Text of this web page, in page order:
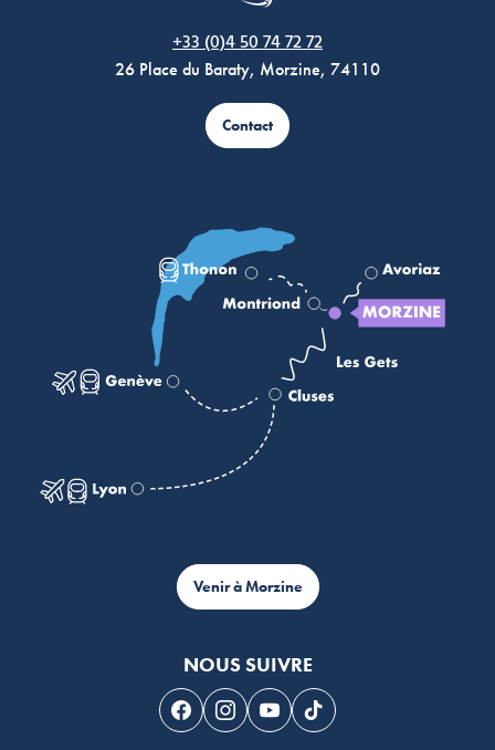
+33 (0)4 50 74 72 72
26 Place du Baraty, Morzine, 74110
Contact
Venir à Morzine
NOUS SUIVRE
Suivez-nous sur Facebook
Suivez-nous sur Instagram
Suivez-nous sur Youtube
Suivez-nous sur